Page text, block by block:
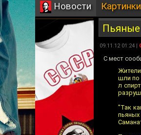
Новости Картинки
09.11.12 01:24 |
С мест
шли по
л
"Так